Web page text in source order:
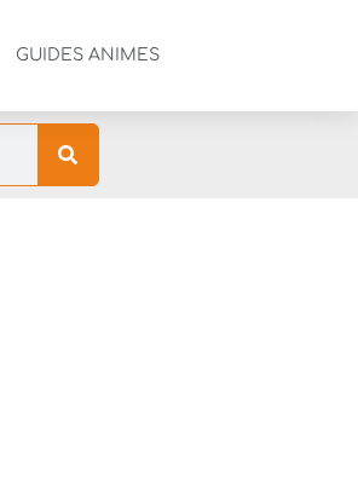
GUIDES ANIMES